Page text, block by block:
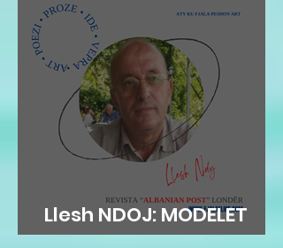
Llesh NDOJ: MODELET